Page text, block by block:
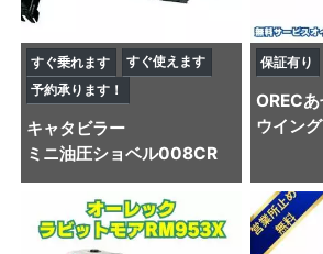
すぐ乗れます
すぐ使えます
予約承ります！
キャタビラー
ミニ油圧ショベル008CR
保証有り
OREC
ウイン